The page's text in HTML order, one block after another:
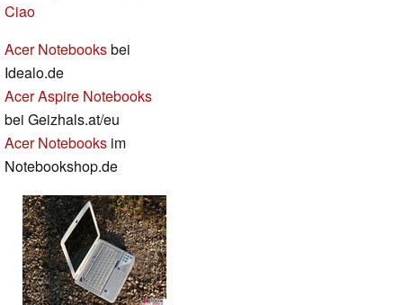
Ciao
Acer Notebooksbei
Idealo.de
Acer Aspire Notebooks
bei Geizhals.at/eu
Acer Notebooks im
Notebookshop.de